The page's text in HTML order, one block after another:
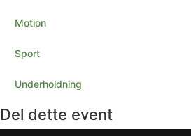
Motion
Sport
Underholdning
Del dette event